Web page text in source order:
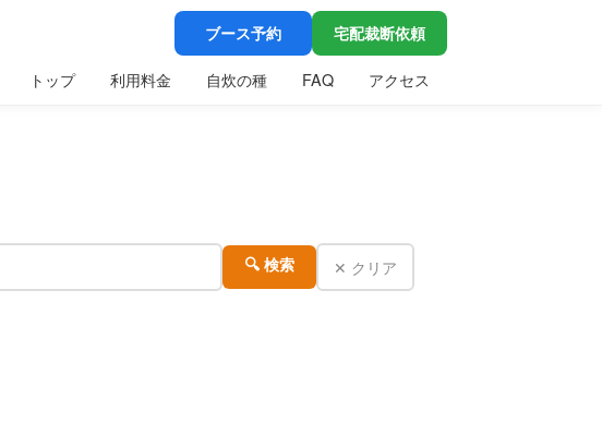
ブース予約 宅配裁断依頼
トップ 利用料金 自炊の種 FAQ アクセス
🔍 検索 ✕ クリア